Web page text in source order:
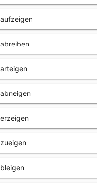
aufzeigen
abreiben
arteigen
abneigen
erzeigen
zueigen
bleigen